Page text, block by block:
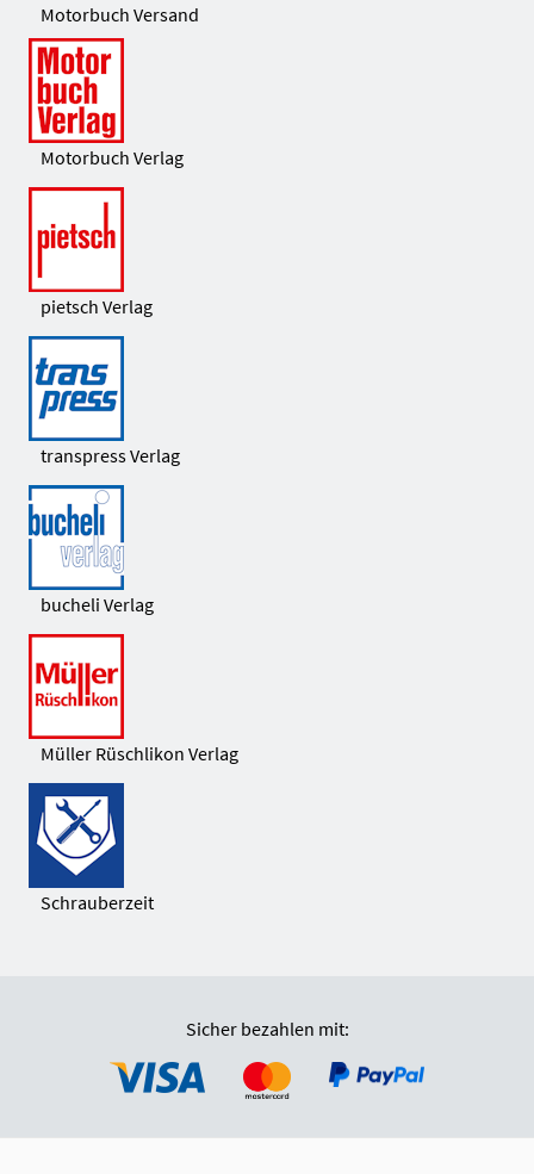
Motorbuch Versand
Motorbuch Verlag
pietsch Verlag
transpress Verlag
bucheli Verlag
Müller Rüschlikon Verlag
Schrauberzeit
Sicher bezahlen mit: